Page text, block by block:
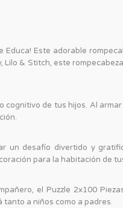
Este adorable
& Stitch, este
de tus hijos. Al
un desafío divertido y
para la habitación de
el Puzzle 2x100
a niños como a padres.